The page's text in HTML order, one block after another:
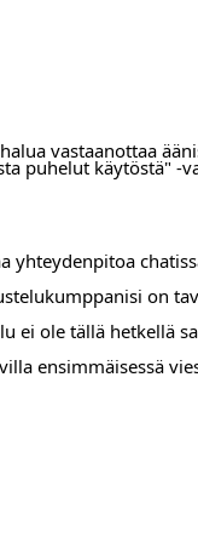
vastaanottaa
puhelut käytöstä" -
yhteydenpitoa
on
ei ole tällä hetkellä
ensimmäisessä